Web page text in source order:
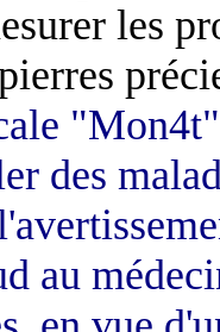
les
des
au